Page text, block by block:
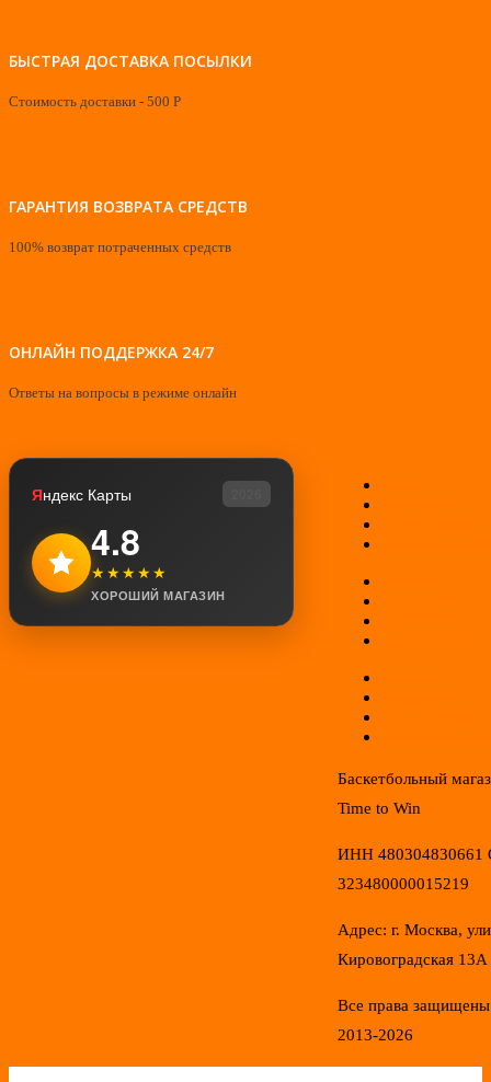
БЫСТРАЯ ДОСТАВКА ПОСЫЛКИ
Стоимость доставки - 500 Р
ГАРАНТИЯ ВОЗВРАТА СРЕДСТВ
100% возврат потраченных средств
ОНЛАЙН ПОДДЕРЖКА 24/7
Ответы на вопросы в режиме онлайн
Яндекс Карты
4.8
★★★★★
ХОРОШИЙ МАГАЗИН
Баскетбольный
Time to Win
ИНН 480304830661
323480000015219
Адрес: г. Москва,
Кировоградская 13А
Все права
2013-2026